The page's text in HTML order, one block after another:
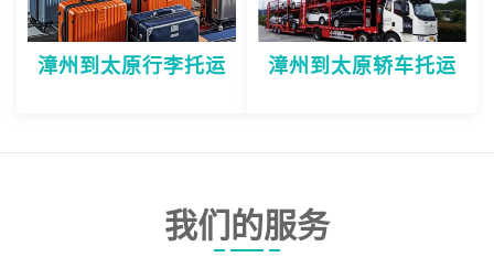
漳州到太原行李托运 漳州到太原轿车托运
我们的服务